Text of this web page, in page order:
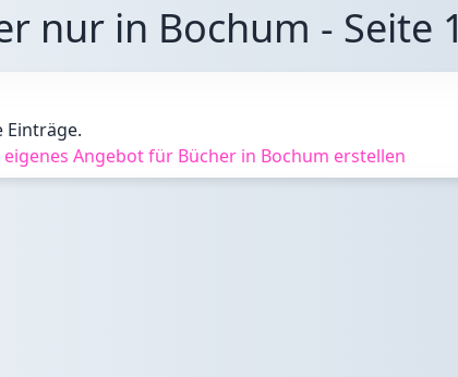
nur in Bochum - Seite 1
Einträge.
Angebot für Bücher in Bochum erstellen